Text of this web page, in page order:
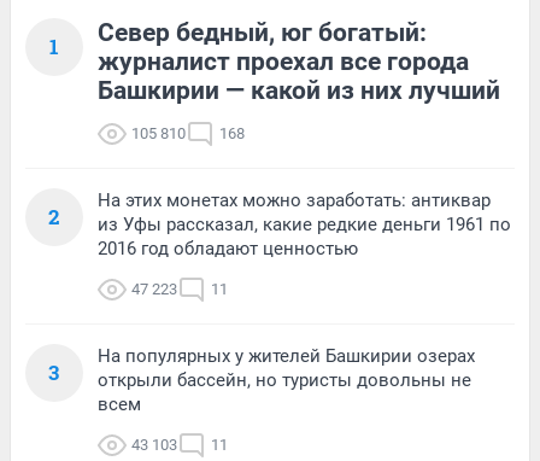
1
Север бедный, юг богатый:
журналист проехал все города
Башкирии — какой из них лучший
105 810 168
2
На этих монетах можно заработать: антиквар
из Уфы рассказал, какие редкие деньги 1961 по
2016 год обладают ценностью
47 223 11
3
На популярных у жителей Башкирии озерах
открыли бассейн, но туристы довольны не
всем
43 103 11